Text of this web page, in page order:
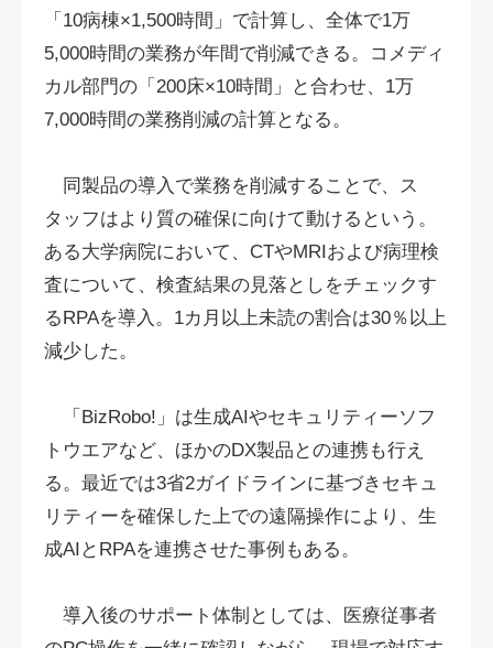
「10病棟×1,500時間」で計算し、全体で1万
5,000時間の業務が年間で削減できる。コメディ
カル部門の「200床×10時間」と合わせ、1万
7,000時間の業務削減の計算となる。
同製品の導入で業務を削減することで、ス
タッフはより質の確保に向けて動けるという。
ある大学病院において、CTやMRIおよび病理検
査について、検査結果の見落としをチェックす
るRPAを導入。1カ月以上未読の割合は30％以上
減少した。
「BizRobo!」は生成AIやセキュリティーソフ
トウエアなど、ほかのDX製品との連携も行え
る。最近では3省2ガイドラインに基づきセキュ
リティーを確保した上での遠隔操作により、生
成AIとRPAを連携させた事例もある。
導入後のサポート体制としては、医療従事者